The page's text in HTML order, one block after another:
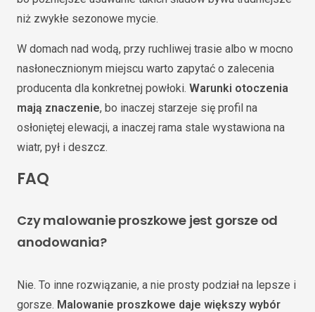
niż zwykłe sezonowe mycie.
W domach nad wodą, przy ruchliwej trasie albo w mocno
nasłonecznionym miejscu warto zapytać o zalecenia
producenta dla konkretnej powłoki. Warunki otoczenia
mają znaczenie, bo inaczej starzeje się profil na
osłoniętej elewacji, a inaczej rama stale wystawiona na
wiatr, pył i deszcz.
FAQ
Czy malowanie proszkowe jest gorsze od
anodowania?
Nie. To inne rozwiązanie, a nie prosty podział na lepsze i
gorsze. Malowanie proszkowe daje większy wybór